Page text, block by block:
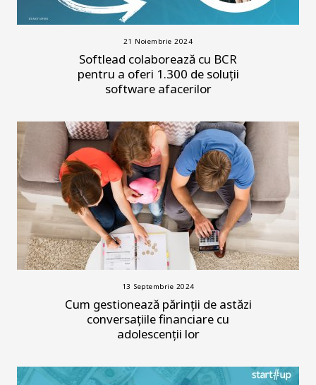
21 Noiembrie 2024
Softlead colaborează cu BCR
pentru a oferi 1.300 de soluții
software afacerilor
13 Septembrie 2024
Cum gestionează părinții de astăzi
conversațiile financiare cu
adolescenții lor